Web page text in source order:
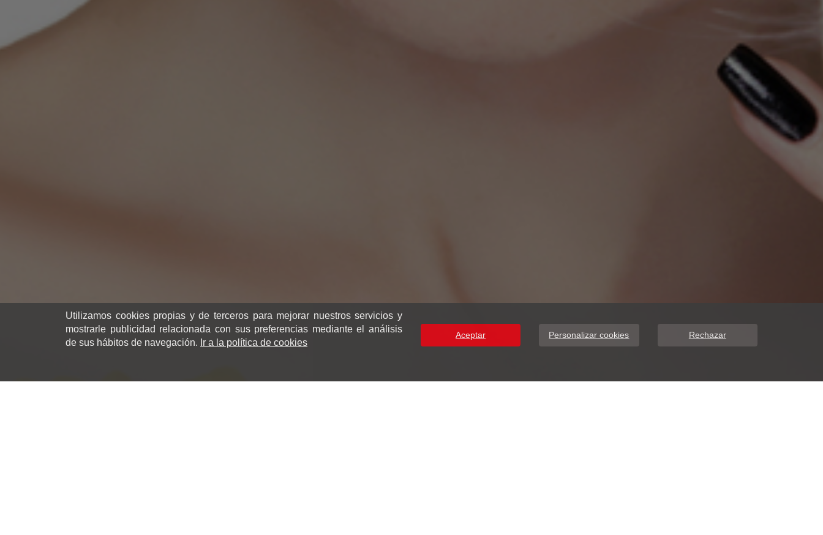
Utilizamos cookies propias y de terceros para mejorar nuestros servicios y
mostrarle publicidad relacionada con sus preferencias mediante el análisis
de sus hábitos de navegación. Ir a la política de cookies
Aceptar Personalizar cookies Rechazar